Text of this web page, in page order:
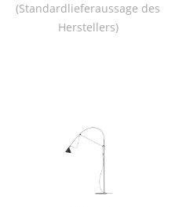
Bücherregale
Beistell- & Rollcontainer
(Standardlieferaussage des
Herstellers)